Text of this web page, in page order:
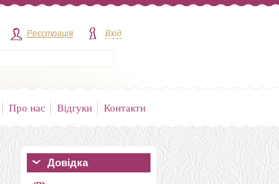
Реєстрація Вхід
Про нас Відгуки Контакти
Довідка